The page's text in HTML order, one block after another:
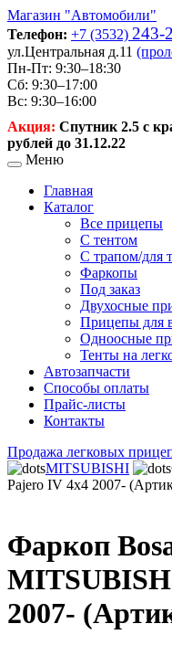
Магазин "Автомобили"
Телефон: +7 (3532) 243-
ул.Центральная д.11
Пн-Пт: 9:30–18:30
Сб: 9:30–17:00
Вс: 9:30–16:00
Акция: Спутник 2.5 с
рублей до 31.12.22
Меню
Главная
Каталог
Все прицепы
С тентом
С трапом/для
Фаркопы
Под заказ
Двухосные
Прицепы для
Одноосные
Тенты на
Автозапчасти
Способы оплаты
Прайс-листы
Контакты
Продажа легковых
MITSUBISHI
Pajero IV 4x4 2007-
Фаркоп
2007-